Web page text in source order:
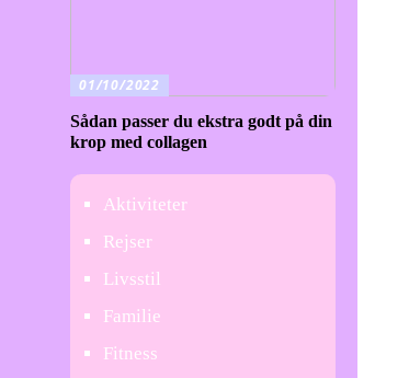
01/10/2022
Sådan passer du ekstra godt på din
krop med collagen
Aktiviteter
Rejser
Livsstil
Familie
Fitness